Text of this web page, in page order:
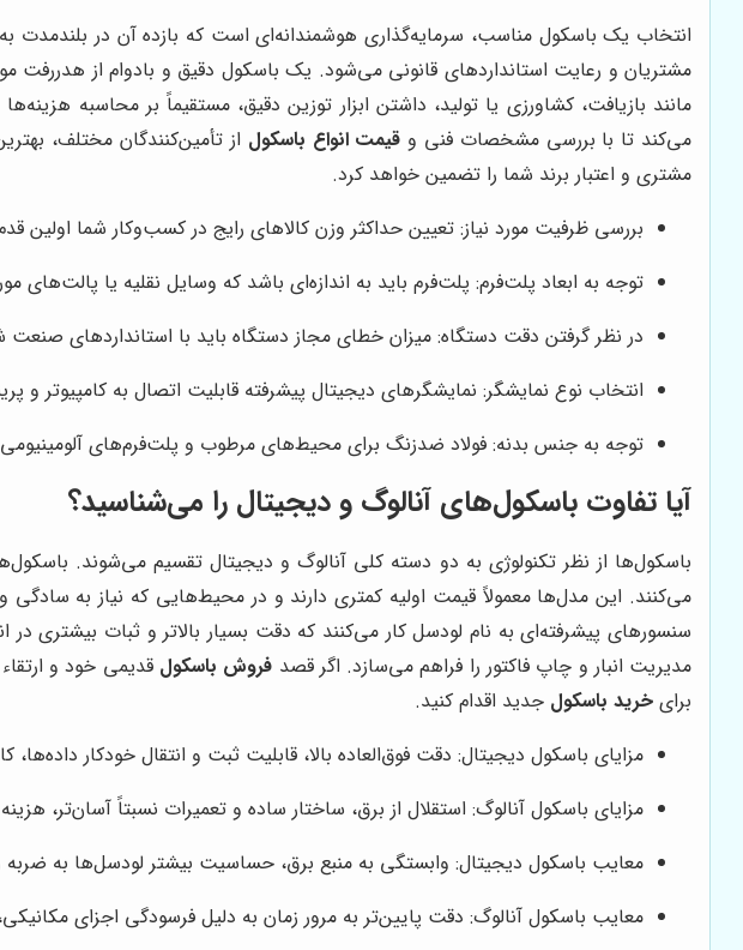
انتخاب یک باسکول مناسب، سرمایه‌گذاری هوشمندانه‌ای است که بازده آن در
مشتریان و رعایت استانداردهای قانونی می‌شود. یک باسکول دقیق و بادوام از هدررفت
مانند بازیافت، کشاورزی یا تولید، داشتن ابزار توزین دقیق، مستقیماً بر محاسبه
می‌کند تا با بررسی مشخصات فنی و قیمت انواع باسکول از تأمین‌کنندگان مختلف،
مشتری و اعتبار برند شما را تضمین خواهد کرد.
بررسی ظرفیت مورد نیاز: تعیین حداکثر وزن کالاهای رایج در کسب‌وکار شما اولین
توجه به ابعاد پلت‌فرم: پلت‌فرم باید به اندازه‌ای باشد که وسایل نقلیه یا پالت‌های
در نظر گرفتن دقت دستگاه: میزان خطای مجاز دستگاه باید با استانداردهای
انتخاب نوع نمایشگر: نمایشگرهای دیجیتال پیشرفته قابلیت اتصال به کامپیوتر و
توجه به جنس بدنه: فولاد ضدزنگ برای محیط‌های مرطوب و پلت‌فرم‌های
آیا تفاوت باسکول‌های آنالوگ و دیجیتال را می‌شناسید؟
باسکول‌ها از نظر تکنولوژی به دو دسته کلی آنالوگ و دیجیتال تقسیم می‌شوند.
می‌کنند. این مدل‌ها معمولاً قیمت اولیه کمتری دارند و در محیط‌هایی که نیاز به سادگی
سنسورهای پیشرفته‌ای به نام لودسل کار می‌کنند که دقت بسیار بالاتر و ثبات بیشتری
مدیریت انبار و چاپ فاکتور را فراهم می‌سازد. اگر قصد فروش باسکول قدیمی خود و
برای خرید باسکول جدید اقدام کنید.
مزایای باسکول دیجیتال: دقت فوق‌العاده بالا، قابلیت ثبت و انتقال خودکار
مزایای باسکول آنالوگ: استقلال از برق، ساختار ساده و تعمیرات نسبتاً آسان‌تر،
معایب باسکول دیجیتال: وابستگی به منبع برق، حساسیت بیشتر لودسل‌ها به
معایب باسکول آنالوگ: دقت پایین‌تر به مرور زمان به دلیل فرسودگی اجزای